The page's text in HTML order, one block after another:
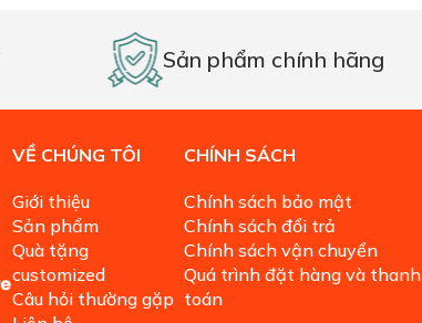
Sản phẩm chính hãng
VỀ CHÚNG TÔI
Giới thiệu
Sản phẩm
Quà tặng
customized
Câu hỏi thường gặp
CHÍNH SÁCH
Chính sách bảo mật
Chính sách đổi trả
Chính sách vận chuyển
Quá trình đặt hàng và thanh
toán